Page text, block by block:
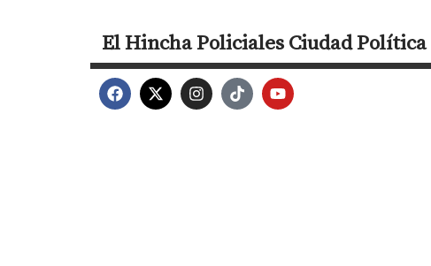
El HinchaPolicialesCiudadPolítica